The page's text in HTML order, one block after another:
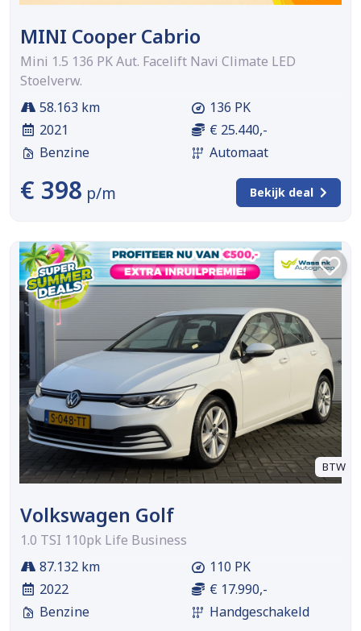
MINI Cooper Cabrio
Mini 1.5 136 PK Aut. Facelift Navi Climate LED
Stoelverw.
58.163 km
2021
Benzine
136 PK
€ 25.440,-
Automaat
€ 398 p/m Bekijk deal
BTW
Volkswagen Golf
1.0 TSI 110pk Life Business
87.132 km
2022
Benzine
110 PK
€ 17.990,-
Handgeschakeld